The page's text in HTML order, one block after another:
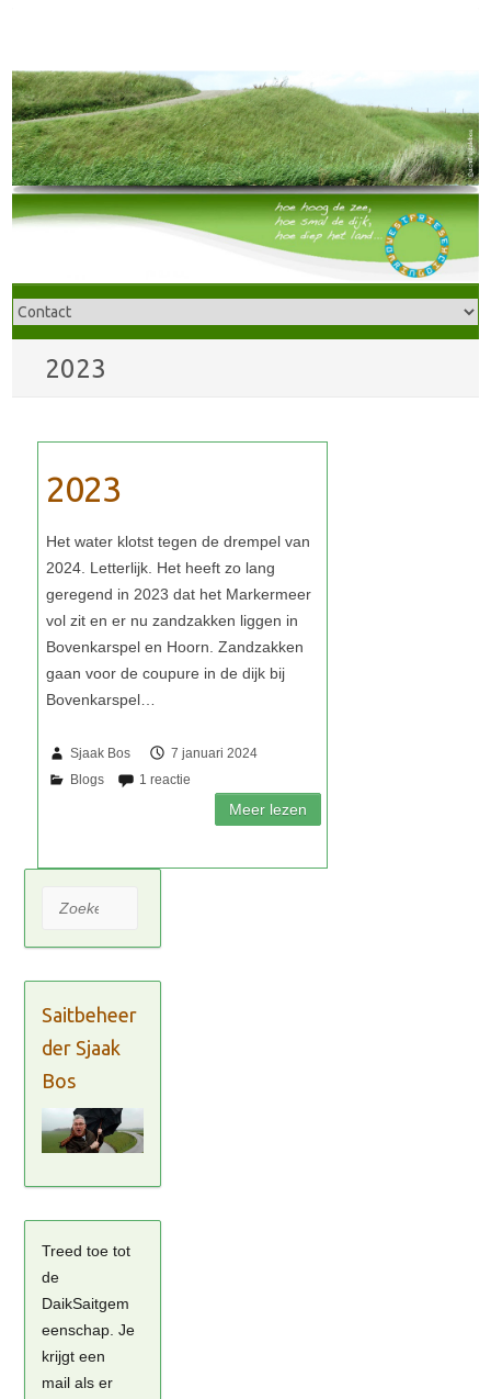
2023
2023
Sjaak Bos 7 januari 2024
Zoeken
Saitbeheer
der Sjaak
Bos
Treed toe tot
de
DaikSaitgem
eenschap. Je
krijgt een
mail als er